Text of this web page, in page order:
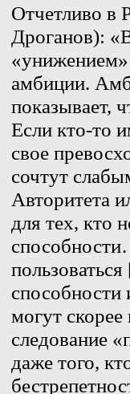
Отчетливо в
Дроганов):
«унижением»
амбиции.
показывает,
Если кто-то
свое
сочтут
Авторитета
для тех, кто
способности
могут скорее
следование
даже того,